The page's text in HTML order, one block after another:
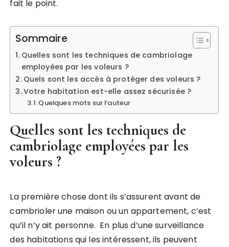
fait le point.
Sommaire
Quelles sont les techniques de cambriolage
employées par les voleurs ?
Quels sont les accès à protéger des voleurs ?
Votre habitation est-elle assez sécurisée ?
Quelques mots sur l’auteur
Quelles sont les techniques de
cambriolage employées par les
voleurs ?
La première chose dont ils s’assurent avant de
cambrioler une maison ou un appartement, c’est
qu’il n’y ait personne. En plus d’une surveillance
des habitations qui les intéressent, ils peuvent